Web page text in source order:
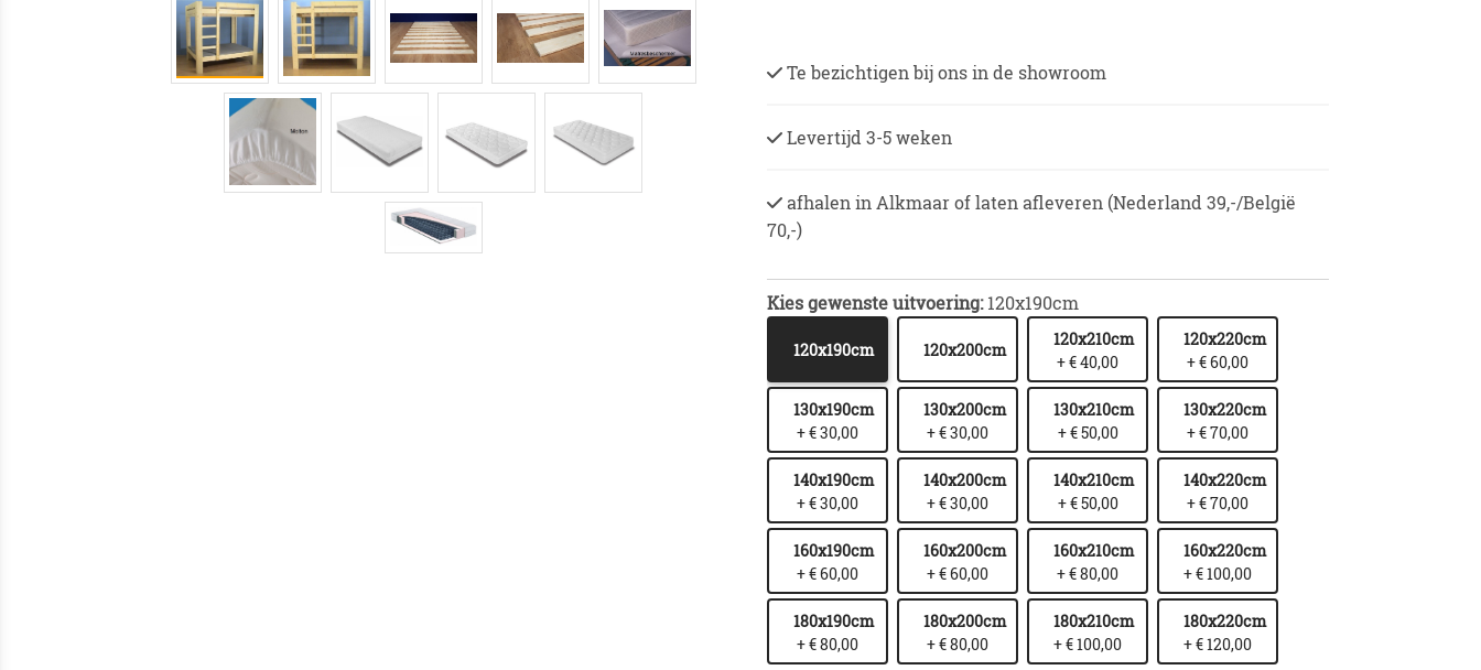
Te bezichtigen bij ons in de showroom
Levertijd 3-5 weken
afhalen in Alkmaar of laten afleveren (Nederland 39,-/België
70,-)
Kies gewenste uitvoering: 120x190cm
120x190cm 120x200cm
120x210cm
+ € 40,00
120x220cm
+ € 60,00
130x190cm
+ € 30,00
130x200cm
+ € 30,00
130x210cm
+ € 50,00
130x220cm
+ € 70,00
140x190cm
+ € 30,00
140x200cm
+ € 30,00
140x210cm
+ € 50,00
140x220cm
+ € 70,00
160x190cm
+ € 60,00
160x200cm
+ € 60,00
160x210cm
+ € 80,00
160x220cm
+ € 100,00
180x190cm
+ € 80,00
180x200cm
+ € 80,00
180x210cm
+ € 100,00
180x220cm
+ € 120,00